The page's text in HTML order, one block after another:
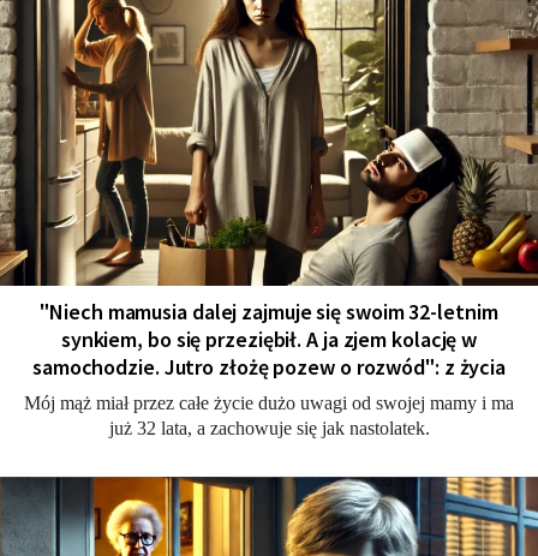
"Niech mamusia dalej zajmuje się swoim 32-letnim
synkiem, bo się przeziębił. A ja zjem kolację w
samochodzie. Jutro złożę pozew o rozwód": z życia
Mój mąż miał przez całe życie dużo uwagi od swojej mamy i ma
już 32 lata, a zachowuje się jak nastolatek.